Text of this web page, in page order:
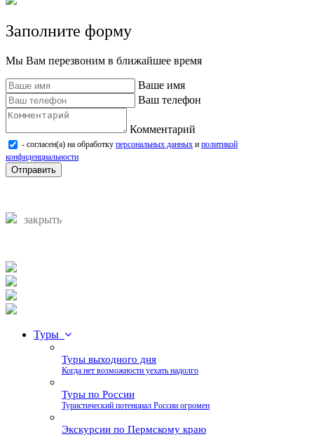
Заполните форму
Мы Вам перезвоним в ближайшее время
Ваше имя
Ваш телефон
Комментарий
- согласен(а) на обработку персональных данных и политикой
конфиденциальности
Отправить
закрыть
Туры
Туры выходного дня
Когда нет возможности уехать надолго
Туры по России
Туристический потенциал России огромен
Экскурсии по Пермскому краю